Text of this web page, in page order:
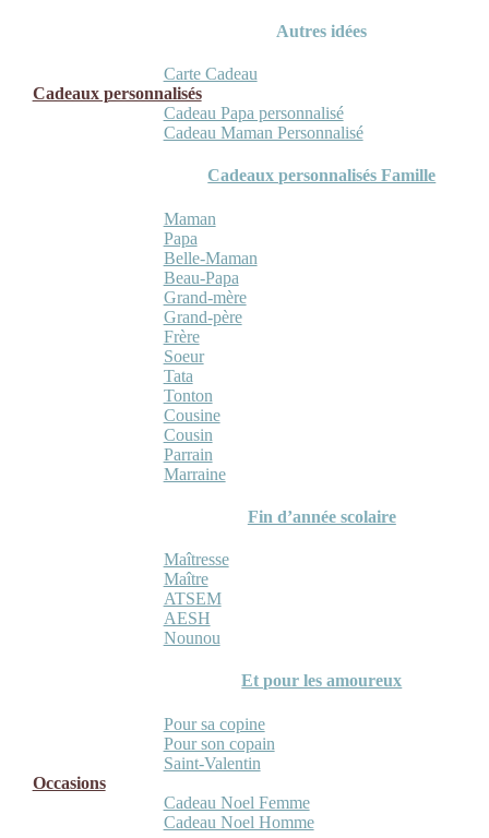
Autres idées
Carte Cadeau
Cadeaux personnalisés
Cadeau Papa personnalisé
Cadeau Maman Personnalisé
Cadeaux personnalisés Famille
Maman
Papa
Belle-Maman
Beau-Papa
Grand-mère
Grand-père
Frère
Soeur
Tata
Tonton
Cousine
Cousin
Parrain
Marraine
Fin d’année scolaire
Maîtresse
Maître
ATSEM
AESH
Nounou
Et pour les amoureux
Pour sa copine
Pour son copain
Saint-Valentin
Occasions
Cadeau Noel Femme
Cadeau Noel Homme